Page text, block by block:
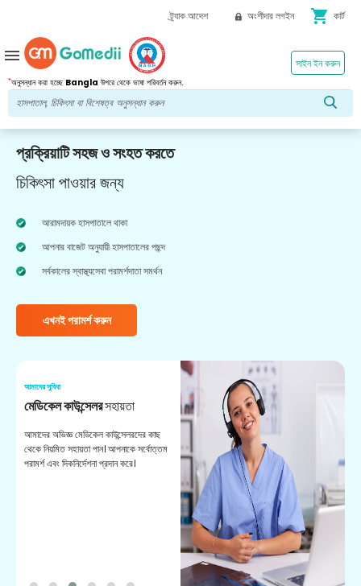
ট্র্যাক আদেশ অংশীদার লগইন shopping_cart কার্ট
*অনুসন্ধান করা হচ্ছে Bangla উপরে থেকে ভাষা পরিবর্তন করুন.
সাইন ইন করুন
menu
প্রক্রিয়াটি সহজ ও সংহত করতে
চিকিৎসা পাওয়ার জন্য
আরামদায়ক হাসপাতালে থাকা
আপনার বাজেট অনুযায়ী হাসপাতালের পছন্দ
সর্বকালের স্বাস্থ্যসেবা পরামর্শদাতা সমর্থন
এখনই পরামর্শ করুন
আমাদের সুবিধা
মেডিকেল কাউন্সেলরসহায়তা
আমাদের অভিজ্ঞ মেডিকেল কাউন্সেলরদের কাছ
থেকে নিয়মিত সহায়তা পান। আপনাকে সর্বোত্তম
পরামর্শ এবং দিকনির্দেশনা প্রদান করে।